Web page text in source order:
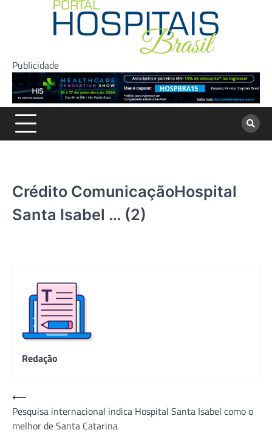
Publicidade
Crédito ComunicaçãoHospital
Santa Isabel … (2)
Redação
Navegação
de
Post
⟵
Pesquisa internacional indica Hospital Santa Isabel como o
melhor de Santa Catarina